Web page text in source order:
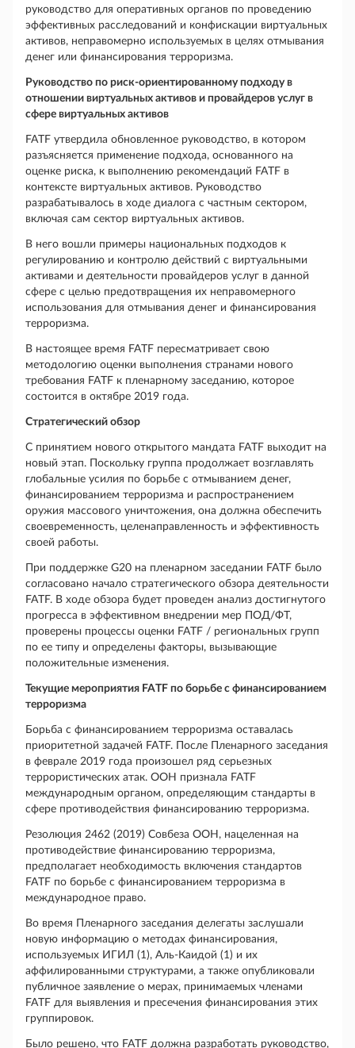
руководство для оперативных органов по проведению
эффективных расследований и конфискации виртуальных
активов, неправомерно используемых в целях отмывания
денег или финансирования терроризма.
Руководство по риск-ориентированному подходу в
отношении виртуальных активов и провайдеров услуг в
сфере виртуальных активов
FATF утвердила обновленное руководство, в котором
разъясняется применение подхода, основанного на
оценке риска, к выполнению рекомендаций FATF в
контексте виртуальных активов. Руководство
разрабатывалось в ходе диалога с частным сектором,
включая сам сектор виртуальных активов.
В него вошли примеры национальных подходов к
регулированию и контролю действий с виртуальными
активами и деятельности провайдеров услуг в данной
сфере с целью предотвращения их неправомерного
использования для отмывания денег и финансирования
терроризма.
В настоящее время FATF пересматривает свою
методологию оценки выполнения странами нового
требования FATF к пленарному заседанию, которое
состоится в октябре 2019 года.
Стратегический обзор
С принятием нового открытого мандата FATF выходит на
новый этап. Поскольку группа продолжает возглавлять
глобальные усилия по борьбе с отмыванием денег,
финансированием терроризма и распространением
оружия массового уничтожения, она должна обеспечить
своевременность, целенаправленность и эффективность
своей работы.
При поддержке G20 на пленарном заседании FATF было
согласовано начало стратегического обзора деятельности
FATF. В ходе обзора будет проведен анализ достигнутого
прогресса в эффективном внедрении мер ПОД/ФТ,
проверены процессы оценки FATF / региональных групп
по ее типу и определены факторы, вызывающие
положительные изменения.
Текущие мероприятия FATF по борьбе с финансированием
терроризма
Борьба с финансированием терроризма оставалась
приоритетной задачей FATF. После Пленарного заседания
в феврале 2019 года произошел ряд серьезных
террористических атак. ООН признала FATF
международным органом, определяющим стандарты в
сфере противодействия финансированию терроризма.
Резолюция 2462 (2019) Совбеза ООН, нацеленная на
противодействие финансированию терроризма,
предполагает необходимость включения стандартов
FATF по борьбе с финансированием терроризма в
международное право.
Во время Пленарного заседания делегаты заслушали
новую информацию о методах финансирования,
используемых ИГИЛ (1), Аль-Каидой (1) и их
аффилированными структурами, а также опубликовали
публичное заявление о мерах, принимаемых членами
FATF для выявления и пресечения финансирования этих
группировок.
Было решено, что FATF должна разработать руководство,